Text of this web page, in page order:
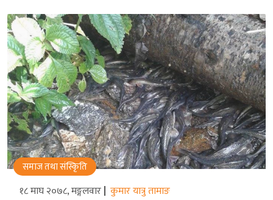
समाज तथा संस्किृति
१८ माघ २०७८, मङ्गलवार कुमार यात्रु तामाङ